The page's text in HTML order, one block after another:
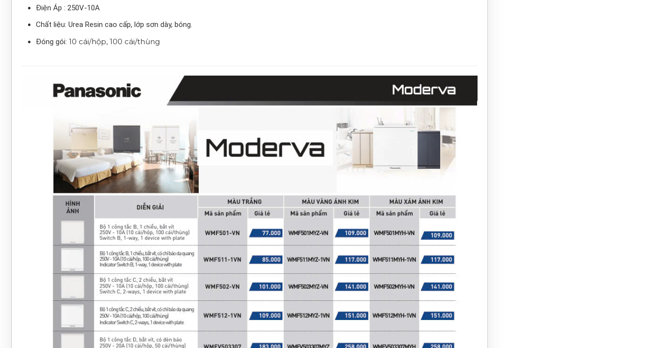
Điện Áp : 250V-10A
Chất liệu: Urea Resin cao cấp, lớp sơn dày, bóng.
Đóng gói: 10 cái/hộp, 100 cái/thùng